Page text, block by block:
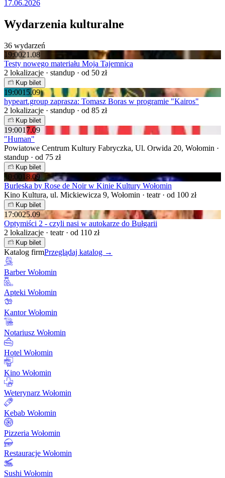
17.06.2026
Wydarzenia kulturalne
36 wydarzeń
19:0021.08
Testy nowego materiału Moja Tajemnica
2 lokalizacje · standup · od 50 zł
Kup bilet
19:0015.09
hypeart.group zaprasza: Tomasz Boras w programie "Kairos"
2 lokalizacje · standup · od 85 zł
Kup bilet
19:0017.09
"Human"
Powiatowe Centrum Kultury Fabryczka, Ul. Orwida 20, Wołomin ·
standup · od 75 zł
Kup bilet
19:00 18.09
Burleska by Rose de Noir w Kinie Kultury Wołomin
Kino Kultura, ul. Mickiewicza 9, Wołomin · teatr · od 100 zł
Kup bilet
17:0025.09
Optymiści 2 - czyli nasi w autokarze do Bułgarii
2 lokalizacje · teatr · od 110 zł
Kup bilet
Katalog firmPrzeglądaj katalog →
Barber Wołomin
Apteki Wołomin
Kantor Wołomin
Notariusz Wołomin
Hotel Wołomin
Kino Wołomin
Weterynarz Wołomin
Kebab Wołomin
Pizzeria Wołomin
Restauracje Wołomin
Sushi Wołomin